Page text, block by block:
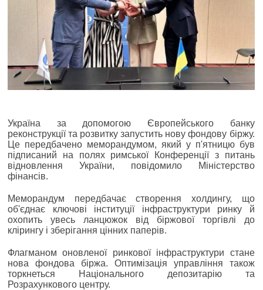
Україна за допомогою Європейського банку
реконструкції та розвитку запустить нову фондову біржу.
Це передбачено меморандумом, який у п'ятницю був
підписаний на полях римської Конференції з питань
відновлення України, повідомило Міністерство
фінансів.
Меморандум передбачає створення холдингу, що
об'єднає ключові інституції інфраструктури ринку й
охопить увесь ланцюжок від біржової торгівлі до
клірингу і зберігання цінних паперів.
Флагманом оновленої ринкової інфраструктури стане
нова фондова біржа. Оптимізація управління також
торкнеться Національного депозитарію та
Розрахункового центру.